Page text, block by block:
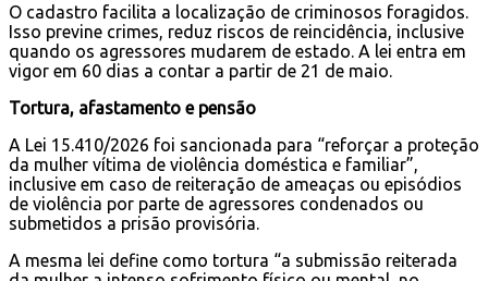
O cadastro facilita a localização de criminosos foragidos.
Isso previne crimes, reduz riscos de reincidência, inclusive
quando os agressores mudarem de estado. A lei entra em
vigor em 60 dias a contar a partir de 21 de maio.
Tortura, afastamento e pensão
A Lei 15.410/2026 foi sancionada para “reforçar a proteção
da mulher vítima de violência doméstica e familiar”,
inclusive em caso de reiteração de ameaças ou episódios
de violência por parte de agressores condenados ou
submetidos a prisão provisória.
A mesma lei define como tortura “a submissão reiterada